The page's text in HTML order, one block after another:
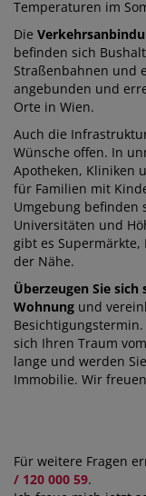
Temperaturen im
Die
befinden sich
Straßenbahnen und
angebunden und
Orte in Wien.
Auch die
Wünsche offen. In
Apotheken, Kliniken
für Familien mit
Umgebung befinden
Universitäten und
gibt es
der Nähe.
Überzeugen Sie
Wohnung und
sich Ihren Traum
lange und werden
Immobilie. Wir
Für weitere Fragen
/ 120 000 59.